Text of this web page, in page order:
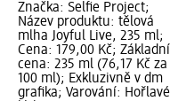
Značka: Selfie Project;
Název produktu: tělová
mlha Joyful Live, 235 ml;
Cena: 179,00 Kč; Základní
cena: 235 ml (76,17 Kč za
100 ml); Exkluzivně v dm
grafika; Varování: Hořlavé